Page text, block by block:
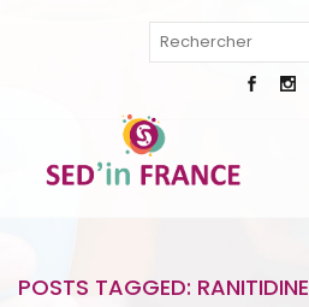
POSTS TAGGED: RANITIDINE